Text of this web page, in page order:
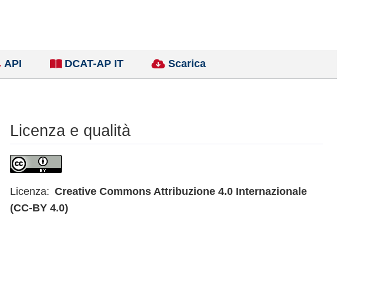
API DCAT-AP IT Scarica
Licenza e qualità
Licenza: Creative Commons Attribuzione 4.0 Internazionale
(CC-BY 4.0)